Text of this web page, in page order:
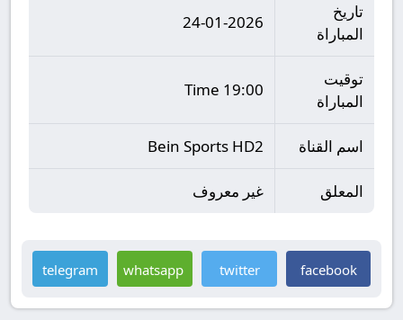
تاريخ
المباراة
24-01-2026
توقيت
المباراة
19:00 Time
اسم القناة Bein Sports HD2
المعلق غير معروف
facebook
twitter
whatsapp
telegram